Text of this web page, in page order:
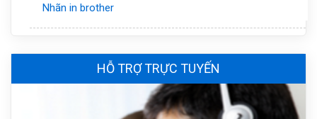
Nhãn in brother
HỖ TRỢ TRỰC TUYẾN